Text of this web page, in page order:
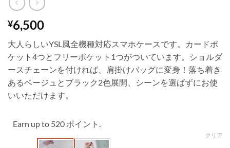
¥6,500
大人らしいYSL風全機種対応スマホケースです。カードポ
ケット4つとフリーポケット1つがついています。ショルダ
ースチェーンを付ければ、肩掛けバッグに変身！落ち着き
あるベージュとブラック2色展開、シーンを選ばずにお使
いいただけます。
Earn up to 520 ポイント.
クリア